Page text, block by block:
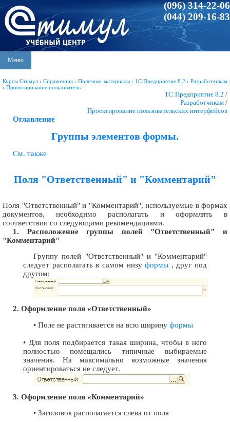
(096) 314-22-06
(044) 209-16-83
Меню
Курсы Стимул ›Справочник ›Полезные материалы› 1С:Предприятие 8.2 ›Разработчикам
› Проектирование пользователь…
1С:Предприятие 8.2 /
Разработчикам /
Проектирование пользовательских интерфейсов
Оглавление
Группы элементов формы.
См. также
Поля "Ответственный" и "Комментарий"
Поля "Ответственный" и "Комментарий", используемые в формах
документов, необходимо располагать и оформлять в
соответствии со следующими рекомендациями.
1. Расположение группы полей "Ответственный" и
"Комментарий"
Группу полей "Ответственный" и "Комментарий"
следует располагать в самом низуформы , друг под
другом:
2. Оформление поля «Ответственный»
• Поле не растягивается на всю ширину формы
• Для поля подбирается такая ширина, чтобы в него
полностью помещались типичные выбираемые
значения. На максимально возможные значения
ориентироваться не следует.
3. Оформление поля «Комментарий»
• Заголовок располагается слева от поля